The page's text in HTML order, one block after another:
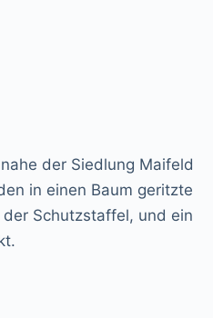
der Siedlung Maifeld
in einen Baum geritzte
der Schutzstaffel, und ein